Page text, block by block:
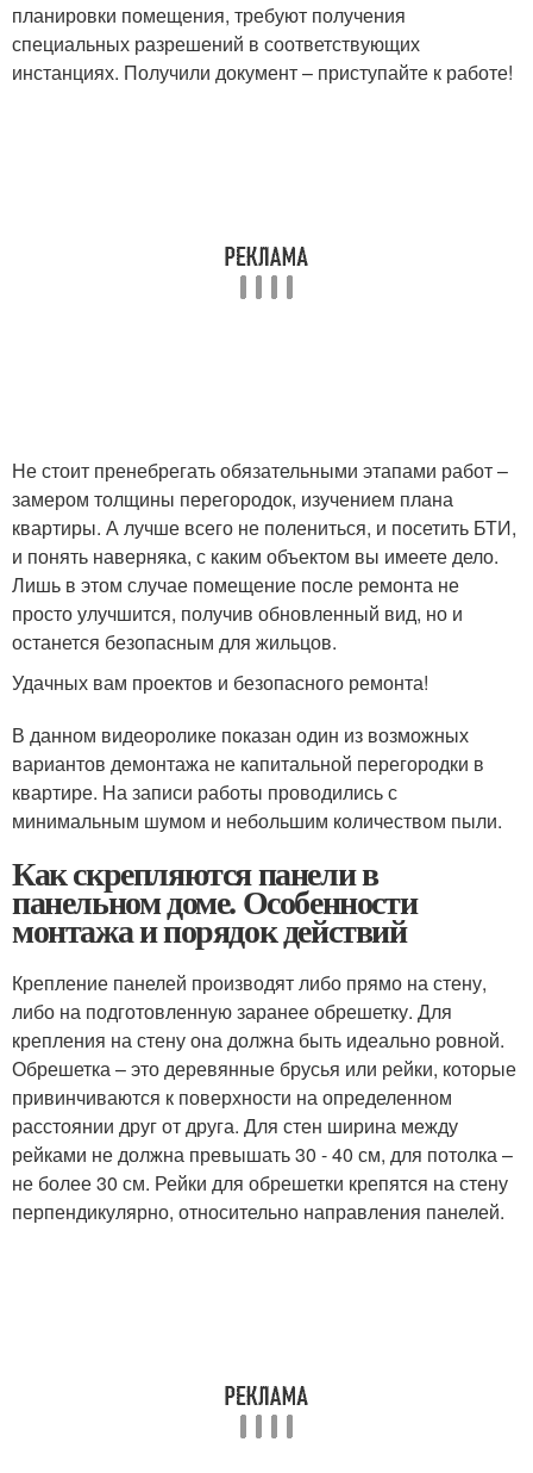
планировки помещения, требуют получения
специальных разрешений в соответствующих
инстанциях. Получили документ – приступайте к работе!
Не стоит пренебрегать обязательными этапами работ –
замером толщины перегородок, изучением плана
квартиры. А лучше всего не полениться, и посетить БТИ,
и понять наверняка, с каким объектом вы имеете дело.
Лишь в этом случае помещение после ремонта не
просто улучшится, получив обновленный вид, но и
останется безопасным для жильцов.
Удачных вам проектов и безопасного ремонта!
В данном видеоролике показан один из возможных
вариантов демонтажа не капитальной перегородки в
квартире. На записи работы проводились с
минимальным шумом и небольшим количеством пыли.
Как скрепляются панели в
панельном доме. Особенности
монтажа и порядок действий
Крепление панелей производят либо прямо на стену,
либо на подготовленную заранее обрешетку. Для
крепления на стену она должна быть идеально ровной.
Обрешетка – это деревянные брусья или рейки, которые
привинчиваются к поверхности на определенном
расстоянии друг от друга. Для стен ширина между
рейками не должна превышать 30 - 40 см, для потолка –
не более 30 см. Рейки для обрешетки крепятся на стену
перпендикулярно, относительно направления панелей.